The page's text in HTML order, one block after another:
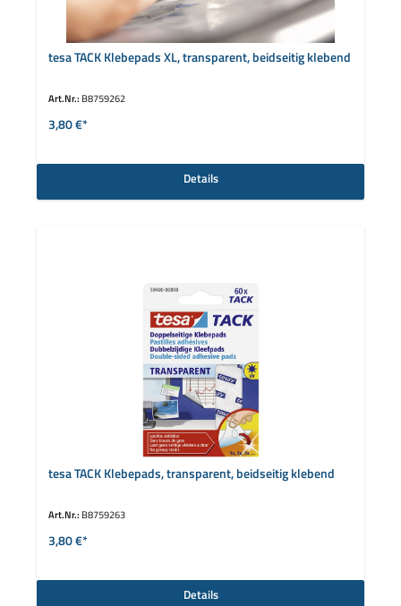
tesa TACK Klebepads XL, transparent, beidseitig klebend
Art.Nr.: B8759262
3,80 €*
Details
tesa TACK Klebepads, transparent, beidseitig klebend
Art.Nr.: B8759263
3,80 €*
Details